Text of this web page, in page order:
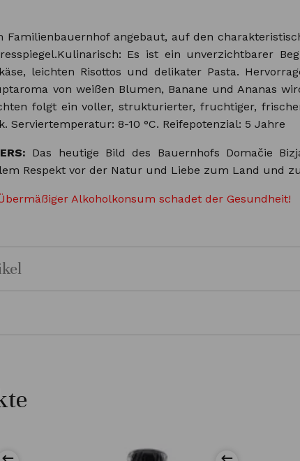
Familienbauernhof angebaut, auf den
Es ist ein unverzichtbarer
leichten Risottos und delikater Pasta.
von weißen Blumen, Banane und Ananas
folgt ein voller, strukturierter, fruchtiger,
Serviertemperatur: 8-10 °C. Reifepotenzial: 5 Jahre
Das heutige Bild des Bauernhofs Domačie
Respekt vor der Natur und Liebe zum Land und
Alkoholkonsum schadet der Gesundheit!